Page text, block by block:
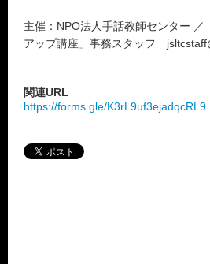
主催：NPO法人手話教師センター ／
アップ講座」事務スタッフ
関連URL
https://forms.gle/K3rL9uf3ejadqcRL9